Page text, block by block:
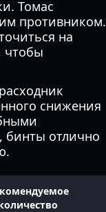
Томас
противником.
на
чтобы
снижения
бинты отлично